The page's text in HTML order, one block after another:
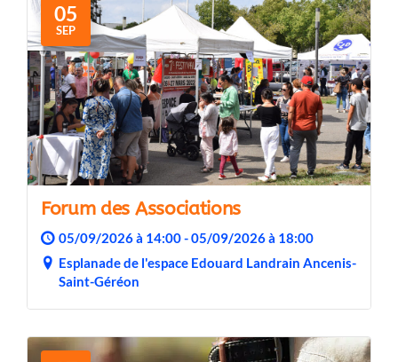
05
SEP
Forum des Associations
05/09/2026 à 14:00 - 05/09/2026 à 18:00
Esplanade de l'espace Edouard Landrain Ancenis-
Saint-Géréon